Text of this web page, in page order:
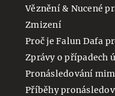
Věznění & Nucené
Zmizení
Proč je Falun Dafa
Zprávy o případech
Pronásledování
Příběhy